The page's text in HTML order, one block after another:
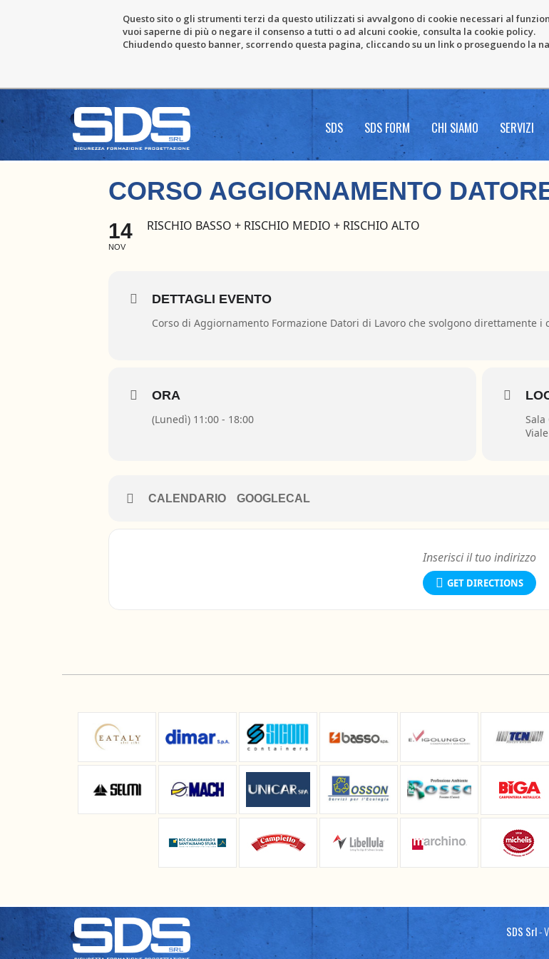
Questo sito o gli strumenti terzi da questo utilizzati si avvalgono di cookie necessari al
vuoi saperne di più o negare il consenso a tutti o ad alcuni cookie, consulta la cookie policy.
Chiudendo questo banner, scorrendo questa pagina, cliccando su un link o proseguendo la
SDS SDS FORM CHI SIAMO SERVIZI
CORSO AGGIORNAMENTO
14
NOV
RISCHIO BASSO + RISCHIO MEDIO + RISCHIO ALTO
DETTAGLI EVENTO
Corso di Aggiornamento Formazione Datori di Lavoro che svolgono direttamente
ORA
(Lunedì) 11:00 - 18:00
CALENDARIO GOOGLECAL
GET DIRECTIONS
SDS Srl-